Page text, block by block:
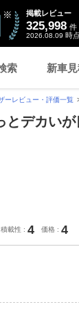
掲載レビュー
325,998 件
2026.08.09 時点
索 新車見
ーレビュー・評価一覧
とデカい
積載性 4 価格 4